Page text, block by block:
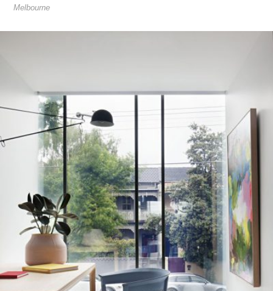
Melbourne